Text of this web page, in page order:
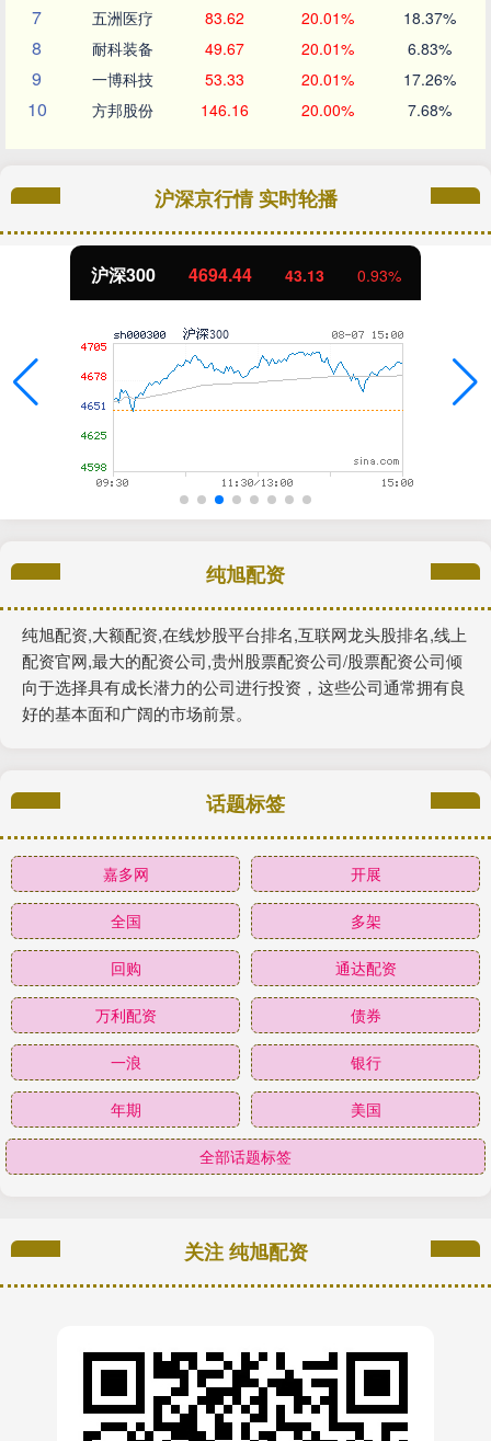
7 五洲医疗 83.62 20.01% 18.37%
8 耐科装备 49.67 20.01% 6.83%
9 一博科技 53.33 20.01% 17.26%
10 方邦股份 146.16 20.00% 7.68%
沪深京行情 实时轮播
沪深300 4694.44 43.13 0.93%
纯旭配资
纯旭配资,大额配资,在线炒股平台排名,互联网龙头股排名,线上
配资官网,最大的配资公司,贵州股票配资公司/股票配资公司倾
向于选择具有成长潜力的公司进行投资，这些公司通常拥有良
好的基本面和广阔的市场前景。
话题标签
嘉多网 开展
全国 多架
回购 通达配资
万利配资 债券
一浪 银行
年期 美国
全部话题标签
关注 纯旭配资